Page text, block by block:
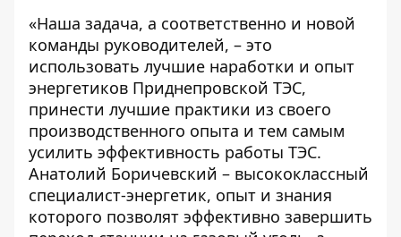
«Наша задача, а соответственно и новой
команды руководителей, – это
использовать лучшие наработки и опыт
энергетиков Приднепровской ТЭС,
принести лучшие практики из своего
производственного опыта и тем самым
усилить эффективность работы ТЭС.
Анатолий Боричевский – высококлассный
специалист-энергетик, опыт и знания
которого позволят эффективно завершить